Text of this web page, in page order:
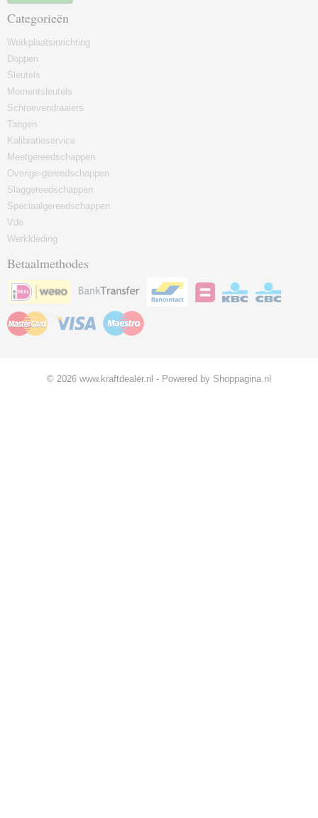
Categorieën
Werkplaatsinrichting
Doppen
Sleutels
Momentsleutels
Schroevendraaiers
Tangen
Kalibratieservice
Meetgereedschappen
Overige-gereedschappen
Slaggereedschappen
Speciaalgereedschappen
Vde
Werkkleding
Betaalmethodes
© 2026 www.kraftdealer.nl - Powered by Shoppagina.nl